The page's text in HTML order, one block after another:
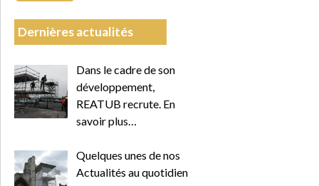
Dernières actualités
Dans le cadre de son
développement,
REATUB recrute. En
savoir plus…
Quelques unes de nos
Actualités au quotidien